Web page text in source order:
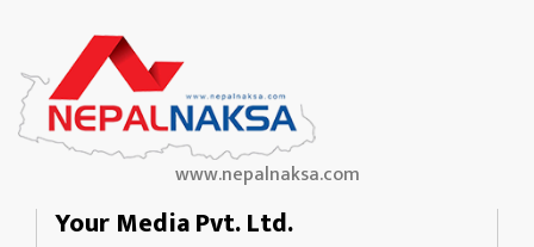
www.nepalnaksa.com
Your Media Pvt. Ltd.